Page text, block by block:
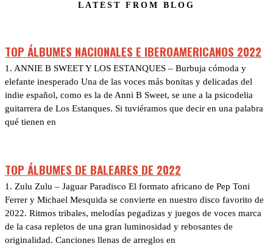
LATEST FROM BLOG
TOP ÁLBUMES NACIONALES E IBEROAMERICANOS 2022
1. ANNIE B SWEET Y LOS ESTANQUES – Burbuja cómoda y
elefante inesperado Una de las voces más bonitas y delicadas del
indie español, como es la de Anni B Sweet, se une a la psicodelia
guitarrera de Los Estanques. Si tuviéramos que decir en una palabra
qué tienen en
TOP ÁLBUMES DE BALEARES DE 2022
1. Zulu Zulu – Jaguar Paradisco El formato africano de Pep Toni
Ferrer y Michael Mesquida se convierte en nuestro disco favorito de
2022. Ritmos tribales, melodías pegadizas y juegos de voces marca
de la casa repletos de una gran luminosidad y rebosantes de
originalidad. Canciones llenas de arreglos en